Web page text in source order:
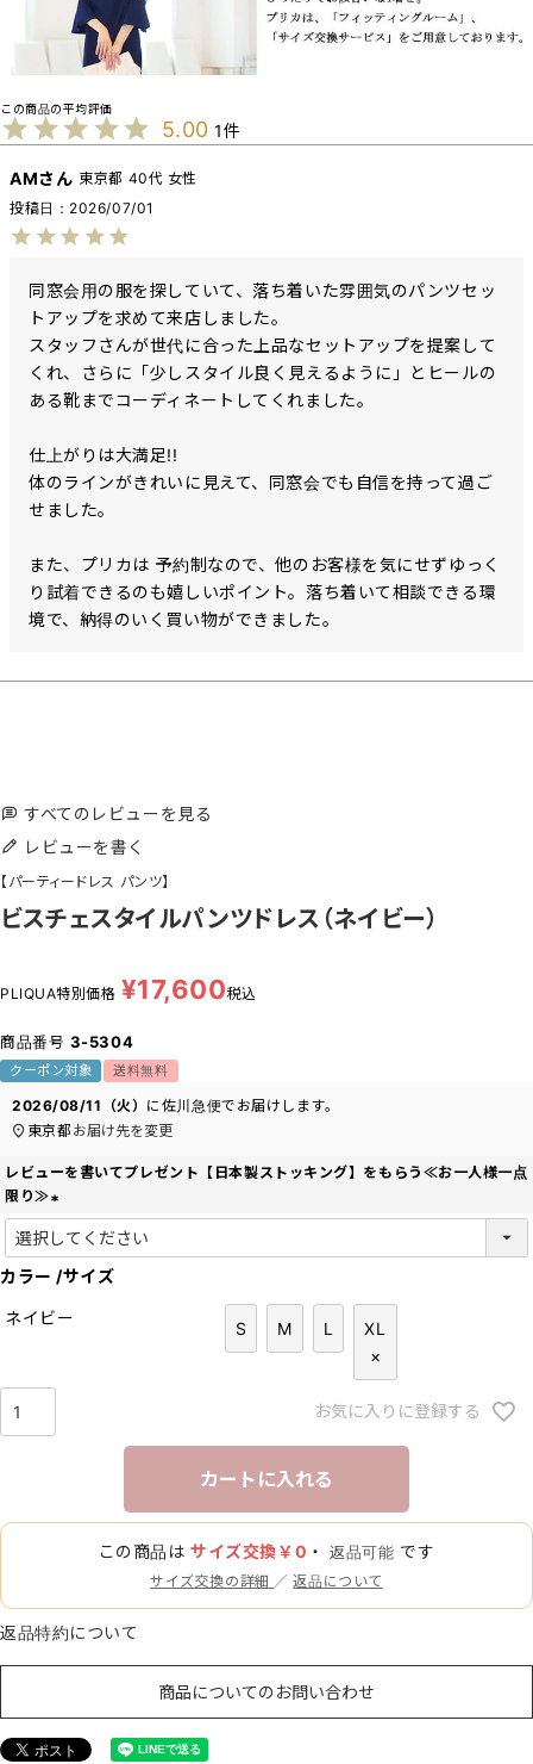
5.00 1
AM 東京都 40代 女性
投稿日
2026/07/01
同窓会用の服を探していて、落ち着いた雰囲気のパンツセッ
トアップを求めて来店しました。
スタッフさんが世代に合った上品なセットアップを提案して
くれ、さらに「少しスタイル良く見えるように」とヒールの
ある靴までコーディネートしてくれました。
仕上がりは大満足!!
体のラインがきれいに見えて、同窓会でも自信を持って過ご
せました。
また、プリカは 予約制なので、他のお客様を気にせずゆっく
り試着できるのも嬉しいポイント。落ち着いて相談できる環
境で、納得のいく買い物ができました。
すべてのレビューを見る
レビューを書く
【パーティードレス パンツ】
ビスチェスタイルパンツドレス（ネイビー）
PLIQUA特別価格 ¥17,600税込
商品番号 3-5304
クーポン対象 送料無料
2026/08/11（火） に 佐川急便でお届けします。
東京都 お届け先を変更
レビューを書いてプレゼント【日本製ストッキング】をもらう≪お一人様一点
限り≫
必
須
カラー サイズ
ネイビー
S M L
XL
×
お気に入りに登録する
カートに入れる
この商品はサイズ交換￥0 ・返品可能 です
サイズ交換の詳細 ／返品について
返品特約について
商品についてのお問い合わせ